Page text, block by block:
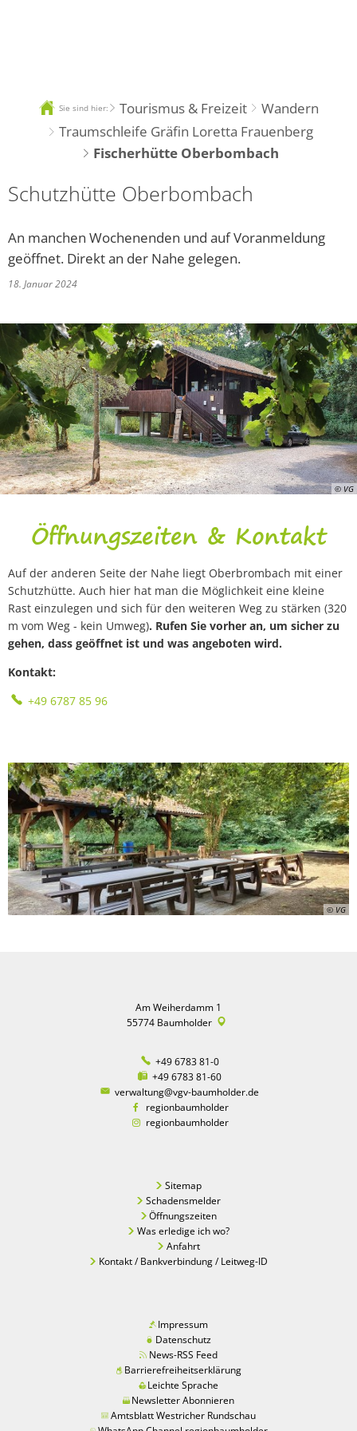
Sie sind hier: Tourismus & Freizeit
Wandern
Traumschleife Gräfin Loretta Frauenberg
Fischerhütte Oberbombach
Schutzhütte Oberbombach
An manchen Wochenenden und auf Voranmeldung
geöffnet. Direkt an der Nahe gelegen.
18. Januar 2024
© VG
Öffnungszeiten & Kontakt
Auf der anderen Seite der Nahe liegt Oberbrombach mit einer
Schutzhütte. Auch hier hat man die Möglichkeit eine kleine
Rast einzulegen und sich für den weiteren Weg zu stärken (320
m vom Weg - kein Umweg). Rufen Sie vorher an, um sicher zu
gehen, dass geöffnet ist und was angeboten wird.
Kontakt:
+49 6787 85 96
© VG
Am Weiherdamm 1
55774 Baumholder
+49 6783 81-0
+49 6783 81-60
verwaltung@vgv-baumholder.de
regionbaumholder
regionbaumholder
Sitemap
Schadensmelder
Öffnungszeiten
Was erledige ich wo?
Anfahrt
Kontakt / Bankverbindung / Leitweg-ID
Impressum
Datenschutz
News-RSS Feed
Barrierefreiheitserklärung
Leichte Sprache
Newsletter Abonnieren
Amtsblatt Westricher Rundschau